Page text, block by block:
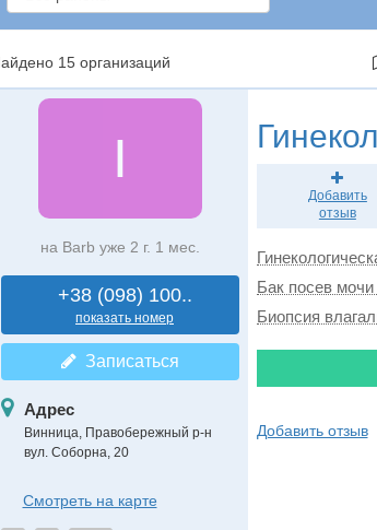
15 организаций
I
на Barb уже 2 г. 1 мес.
+38 (098) 100..
показать номер
Записаться
Адрес
Винница, Правобережный р-н
вул. Соборна, 20
Смотреть на карте
Добавить
отзыв
Бак посев мочи
Биопсия
Добавить отзыв